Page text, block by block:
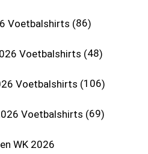
Voetbalshirts 86
Voetbalshirts 48
Voetbalshirts 106
Voetbalshirts 69
WK 2026